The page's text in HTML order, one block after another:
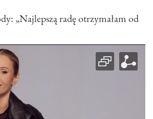
„Najlepszą radę otrzymałam od